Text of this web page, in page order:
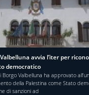
avvia l’iter per
democratico
Borgo Valbelluna ha approvato
della Palestina come Stato
di sanzioni ad